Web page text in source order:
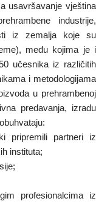
usavršavanje vještina
industrije,
iz zemalja koje su
među kojima je i
učesnika iz različitih
i metodologijama
u prehrambenoj
predavanja, izradu
pripremili partneri iz
instituta;
profesionalcima iz